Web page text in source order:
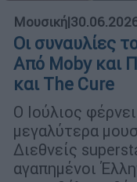
Μουσική|
Οι συναυλίες
Από Moby και
και The Cure
Ο Ιούλιος
μεγαλύτερα
Διεθνείς
αγαπημένοι